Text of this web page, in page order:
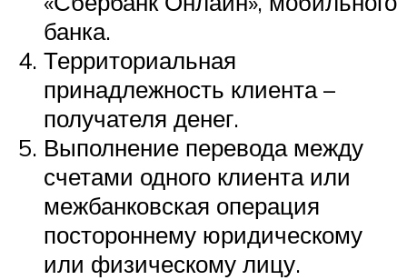
банка.
Территориальная
принадлежность клиента –
получателя денег.
Выполнение перевода между
счетами одного клиента или
межбанковская операция
постороннему юридическому
или физическому лицу.